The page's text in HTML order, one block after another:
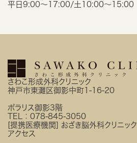
平日9:00〜17:00/土10:00〜15:00
さわこ形成外科クリニック
神戸市東灘区御影中町1-16-20
ポラリス御影3階
TEL： 078-845-3050
[提携医療機関] おざき脳外科クリニック
アクセス